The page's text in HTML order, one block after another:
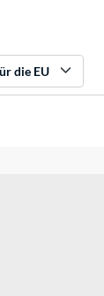
die EU